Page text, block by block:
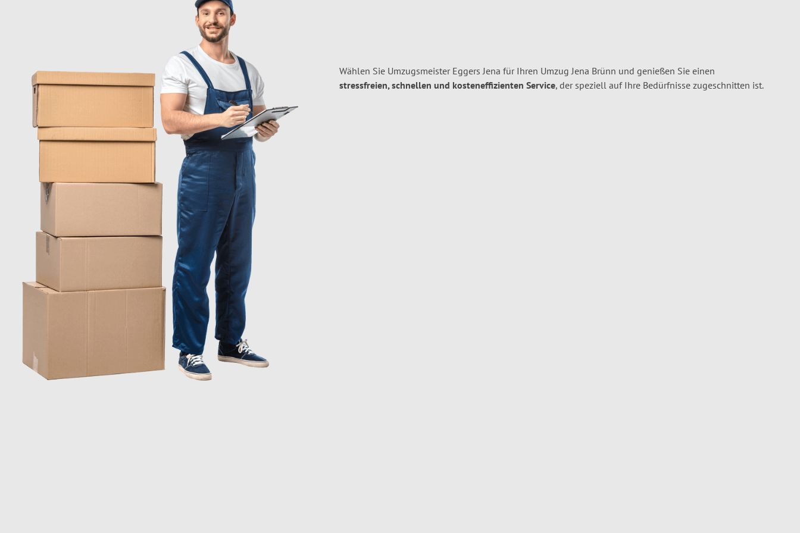
Wählen Sie Umzugsmeister Eggers Jena für Ihren Umzug Jena Brünn und genießen Sie einen
stressfreien, schnellen und kosteneffizienten Service, der speziell auf Ihre Bedürfnisse zugeschnitten ist.